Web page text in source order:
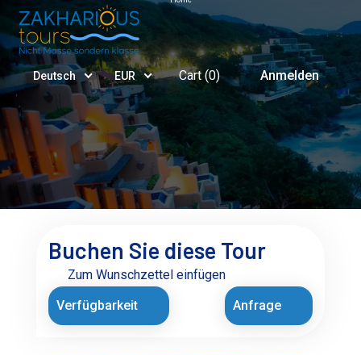
Deutsch EUR Cart (0) Anmelden
Buchen Sie diese Tour
Zum Wunschzettel einfügen
Verfügbarkeit
Anfrage